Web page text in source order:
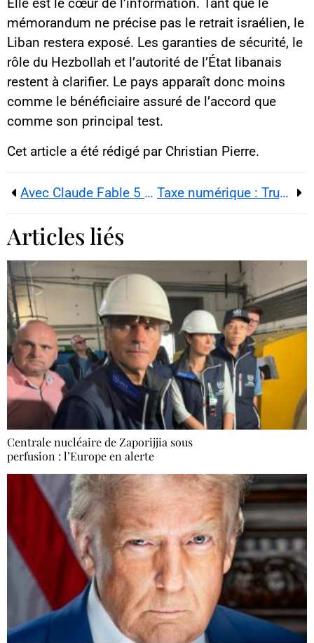
Elle est le cœur de l’information. Tant que le
mémorandum ne précise pas le retrait israélien, le
Liban restera exposé. Les garanties de sécurité, le
rôle du Hezbollah et l’autorité de l’État libanais
restent à clarifier. Le pays apparaît donc moins
comme le bénéficiaire assuré de l’accord que
comme son principal test.
Cet article a été rédigé par Christian Pierre.
Avec Claude Fable 5 bloqué par Washington, l’Europe redécouvre le prix de sa dépendance à l’IA américaine Taxe numérique : Trump relance la menace sur les vins français et pousse Macron au bras de fer du G7
Articles liés
Centrale nucléaire de Zaporijjia sous
perfusion : l’Europe en alerte